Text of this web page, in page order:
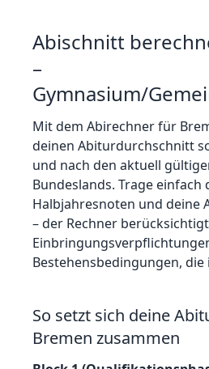
Abischnitt
–
Gymnasium/
Mit dem Abirechner für
deinen Abiturdurchschnitt
und nach den aktuell
Bundeslands. Trage einfach
Halbjahresnoten und deine
– der Rechner
Bestehensbedingungen, die
So setzt sich deine
Bremen zusammen